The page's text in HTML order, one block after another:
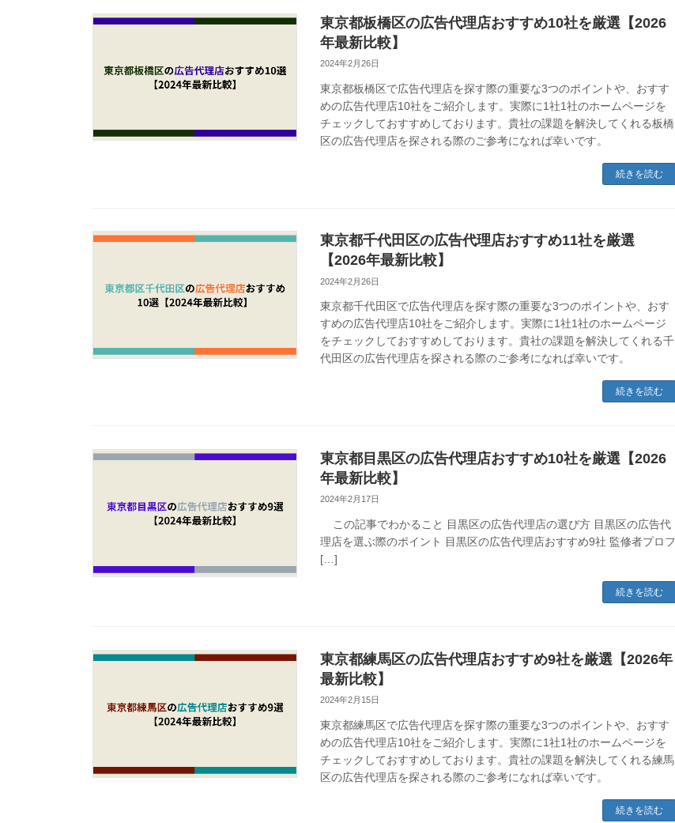
東京都板橋区の広告代理店おすすめ10社を厳選【2026
年最新比較】
2024年2月26日
東京都板橋区で広告代理店を探す際の重要な3つのポイントや、おすす
めの広告代理店10社をご紹介します。実際に1社1社のホームページを
チェックしておすすめしております。貴社の課題を解決してくれる板橋
区の広告代理店を探される際のご参考になれば幸いです。
続きを読む
東京都千代田区の広告代理店おすすめ11社を厳選
【2026年最新比較】
2024年2月26日
東京都千代田区で広告代理店を探す際の重要な3つのポイントや、おす
すめの広告代理店10社をご紹介します。実際に1社1社のホームページ
をチェックしておすすめしております。貴社の課題を解決してくれる千
代田区の広告代理店を探される際のご参考になれば幸いです。
続きを読む
東京都目黒区の広告代理店おすすめ10社を厳選【2026
年最新比較】
2024年2月17日
この記事でわかること 目黒区の広告代理店の選び方 目黒区の広告代
理店を選ぶ際のポイント 目黒区の広告代理店おすすめ9社 監修者プロフ
[…]
続きを読む
東京都練馬区の広告代理店おすすめ9社を厳選【2026年
最新比較】
2024年2月15日
東京都練馬区で広告代理店を探す際の重要な3つのポイントや、おすす
めの広告代理店10社をご紹介します。実際に1社1社のホームページを
チェックしておすすめしております。貴社の課題を解決してくれる練馬
区の広告代理店を探される際のご参考になれば幸いです。
続きを読む